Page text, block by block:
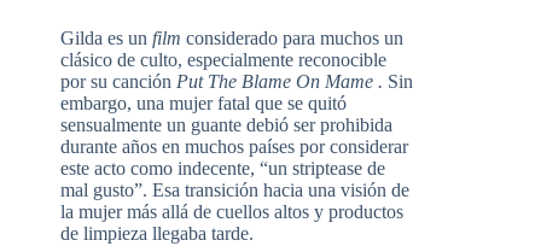
Gilda es un film considerado para muchos un
clásico de culto, especialmente reconocible
por su canción Put The Blame On Mame . Sin
embargo, una mujer fatal que se quitó
sensualmente un guante debió ser prohibida
durante años en muchos países por considerar
este acto como indecente, “un striptease de
mal gusto”. Esa transición hacia una visión de
la mujer más allá de cuellos altos y productos
de limpieza llegaba tarde.